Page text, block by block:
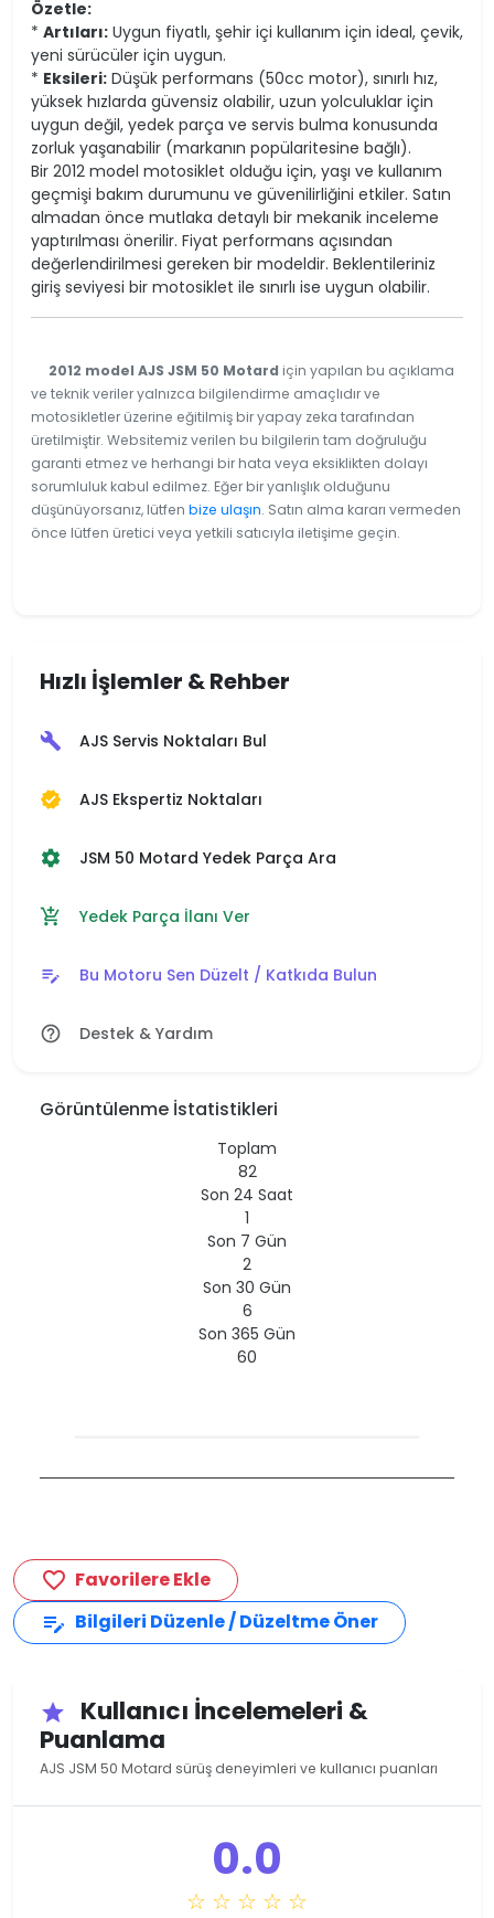
Özetle:
* Artıları: Uygun fiyatlı, şehir içi kullanım için ideal, çevik,
yeni sürücüler için uygun.
* Eksileri: Düşük performans (50cc motor), sınırlı hız,
yüksek hızlarda güvensiz olabilir, uzun yolculuklar için
uygun değil, yedek parça ve servis bulma konusunda
zorluk yaşanabilir (markanın popülaritesine bağlı).
Bir 2012 model motosiklet olduğu için, yaşı ve kullanım
geçmişi bakım durumunu ve güvenilirliğini etkiler. Satın
almadan önce mutlaka detaylı bir mekanik inceleme
yaptırılması önerilir. Fiyat performans açısından
değerlendirilmesi gereken bir modeldir. Beklentileriniz
giriş seviyesi bir motosiklet ile sınırlı ise uygun olabilir.
2012 model AJS JSM 50 Motard için yapılan bu açıklama
ve teknik veriler yalnızca bilgilendirme amaçlıdır ve
motosikletler üzerine eğitilmiş bir yapay zeka tarafından
üretilmiştir. Websitemiz verilen bu bilgilerin tam doğruluğu
garanti etmez ve herhangi bir hata veya eksiklikten dolayı
sorumluluk kabul edilmez. Eğer bir yanlışlık olduğunu
düşünüyorsanız, lütfen bize ulaşın. Satın alma kararı vermeden
önce lütfen üretici veya yetkili satıcıyla iletişime geçin.
Hızlı İşlemler & Rehber
build AJS Servis Noktaları Bul
verified AJS Ekspertiz Noktaları
settings JSM 50 Motard Yedek Parça Ara
add_shopping_cart Yedek Parça İlanı Ver
edit_note Bu Motoru Sen Düzelt / Katkıda Bulun
help_outline Destek & Yardım
Görüntülenme İstatistikleri
Toplam
82
Son 24 Saat
1
Son 7 Gün
2
Son 30 Gün
6
Son 365 Gün
60
favorite_border Favorilere Ekle
edit_note Bilgileri Düzenle / Düzeltme Öner
star
Kullanıcı İncelemeleri &
Puanlama
AJS JSM 50 Motard sürüş deneyimleri ve kullanıcı puanları
0.0
☆ ☆ ☆ ☆ ☆